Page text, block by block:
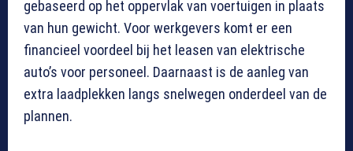
gebaseerd op het oppervlak van voertuigen in plaats
van hun gewicht. Voor werkgevers komt er een
financieel voordeel bij het leasen van elektrische
auto’s voor personeel. Daarnaast is de aanleg van
extra laadplekken langs snelwegen onderdeel van de
plannen.